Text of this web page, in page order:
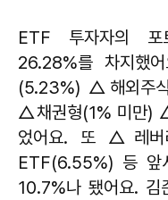
ETF 투자자의 포
26.28%를 차지했
(5.23%) △해외주
△채권형(1% 미만)
었어요. 또 △레버
ETF(6.55%) 등 앞
10.7%나 됐어요. 김